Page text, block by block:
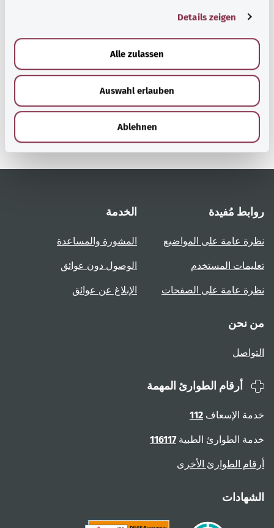
Details zeigen
Alle zulassen
Auswahl erlauben
Ablehnen
gesund.bund.de
وزارة الصحة الاتحادية.
روابط مُفيدة
نظرة عامة على المواضيع
تعليمات المستخدم
نظرة عامة على الصفحات
الخدمة
المشورة والمساعدة
الوصول دون عوائق
الإبلاغ عن عوائق
من نحن
التواصل
أرقام الطوارئ المهمة
خدمة الإسعاف 112
خدمة الطوارئ الطبية116117
أرقام الطوارئ الأخرى
الشهادات